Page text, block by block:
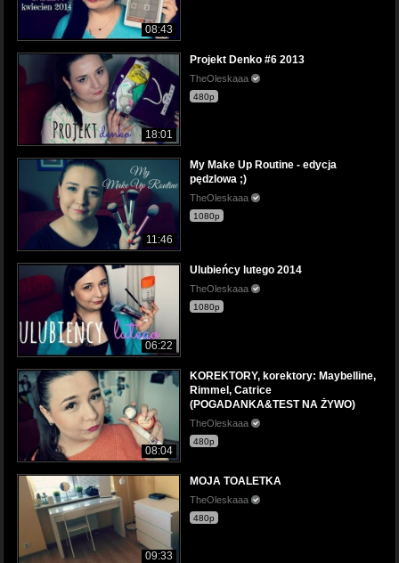
08:43
18:01
Projekt Denko #6 2013
TheOleskaaa
480p
11:46
My Make Up Routine - edycja
pędzlowa ;)
TheOleskaaa
1080p
06:22
Ulubieńcy lutego 2014
TheOleskaaa
1080p
08:04
KOREKTORY, korektory: Maybelline,
Rimmel, Catrice
(POGADANKA&TEST NA ŻYWO)
TheOleskaaa
480p
09:33
MOJA TOALETKA
TheOleskaaa
480p